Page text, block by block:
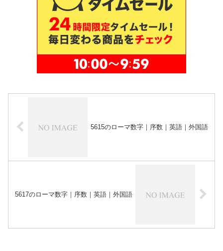
5615のローマ数字｜序数｜英語｜外国語
5617のローマ数字｜序数｜英語｜外国語